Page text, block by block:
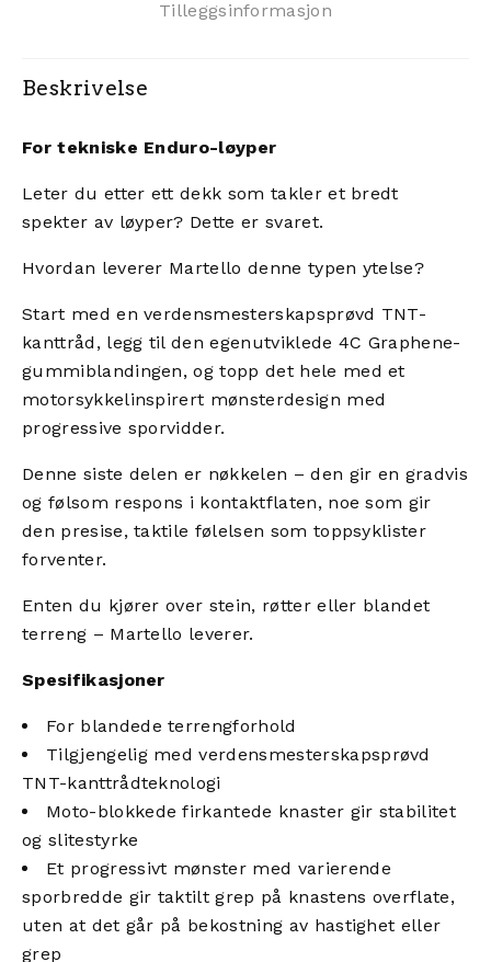
Tilleggsinformasjon
Beskrivelse
For tekniske Enduro-løyper
Leter du etter ett dekk som takler et bredt
spekter av løyper? Dette er svaret.
Hvordan leverer Martello denne typen ytelse?
Start med en verdensmesterskapsprøvd TNT-
kanttråd, legg til den egenutviklede 4C Graphene-
gummiblandingen, og topp det hele med et
motorsykkelinspirert mønsterdesign med
progressive sporvidder.
Denne siste delen er nøkkelen – den gir en gradvis
og følsom respons i kontaktflaten, noe som gir
den presise, taktile følelsen som toppsyklister
forventer.
Enten du kjører over stein, røtter eller blandet
terreng – Martello leverer.
Spesifikasjoner
For blandede terrengforhold
Tilgjengelig med verdensmesterskapsprøvd
TNT-kanttrådteknologi
Moto-blokkede firkantede knaster gir stabilitet
og slitestyrke
Et progressivt mønster med varierende
sporbredde gir taktilt grep på knastens overflate,
uten at det går på bekostning av hastighet eller
grep